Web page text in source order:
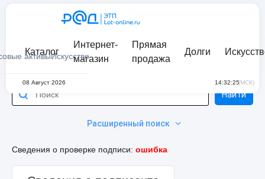
активыИскусство
Каталог
Интернет-
магазин
Прямая
продажа
Долги
08 Август 2026 14:32:25(МСК)
Расширенный поиск
Найти
Сведения о проверке подписи: ошибка